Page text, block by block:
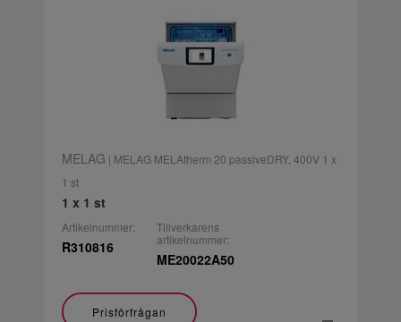
MELAG | MELAG MELAtherm 20 passiveDRY, 400V 1 x
1 st
1 x 1 st
Artikelnummer:
R310816
Tillverkarens
artikelnummer:
ME20022A50
Prisförfrågan